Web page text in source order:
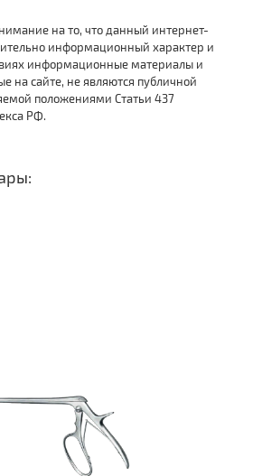
на то, что данный интернет-
информационный характер и
информационные материалы и
на сайте, не являются публичной
положениями Статьи 437
РФ.